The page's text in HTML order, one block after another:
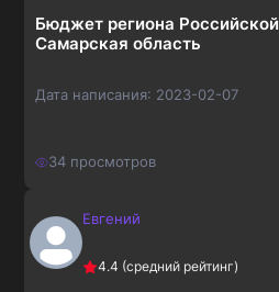
Бюджет региона
Самарская область
Дата написания: 2023-02-07
34 просмотров
650 ₽Евгений
4.4 (средний рейтинг)